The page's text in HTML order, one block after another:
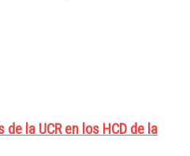
la UCR en los HCD de la